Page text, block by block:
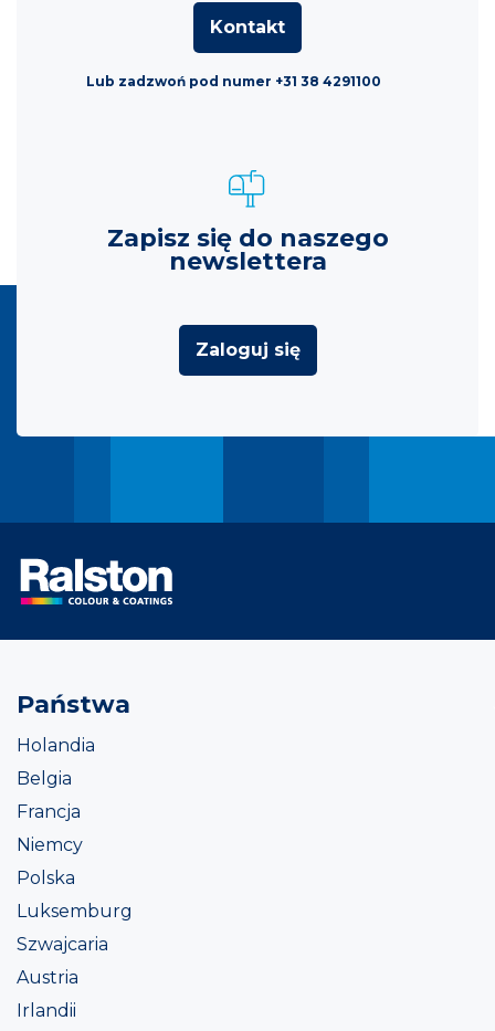
Kontakt
Lub zadzwoń pod numer +31 38 4291100
Zapisz się do naszego
newslettera
Zaloguj się
Państwa
Holandia
Belgia
Francja
Niemcy
Polska
Luksemburg
Szwajcaria
Austria
Irlandii